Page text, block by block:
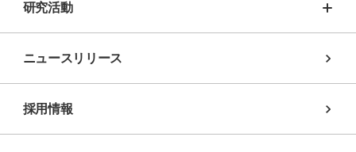
研究活動
ニュースリリース
採用情報